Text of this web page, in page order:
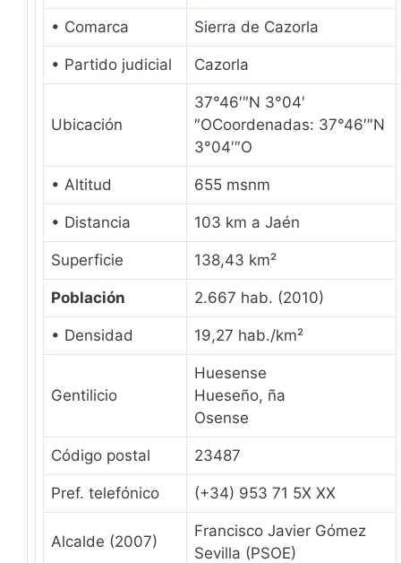
• Comarca Sierra de Cazorla
• Partido judicial Cazorla
Ubicación
37°46′″N 3°04′
″OCoordenadas: 37°46′″N
3°04′″O
• Altitud 655 msnm
• Distancia 103 km a Jaén
Superficie 138,43 km²
Población 2.667 hab. (2010)
• Densidad 19,27 hab./km²
Gentilicio
Huesense
Hueseño, ña
Osense
Código postal 23487
Pref. telefónico (+34) 953 71 5X XX
Alcalde (2007)
Francisco Javier Gómez
Sevilla (PSOE)